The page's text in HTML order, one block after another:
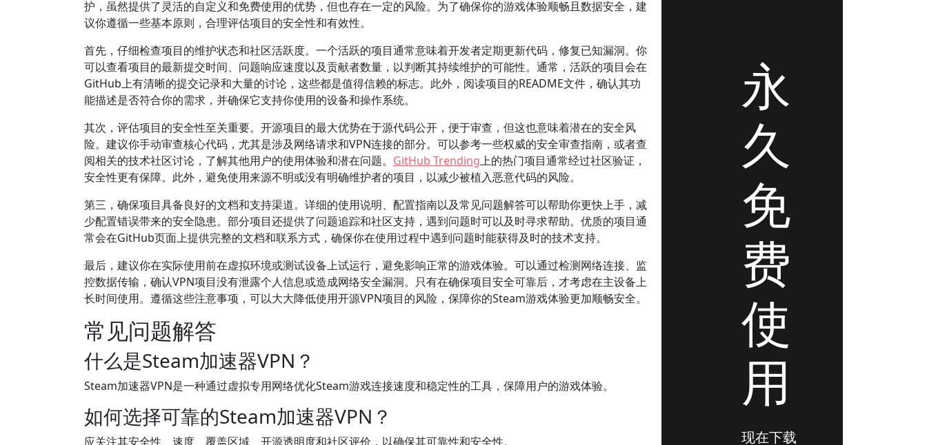
护，虽然提供了灵活的自定义和免费使用的优势，但也存在一定的风险。为了确保你的游戏体验顺畅且数据安全，建
议你遵循一些基本原则，合理评估项目的安全性和有效性。
首先，仔细检查项目的维护状态和社区活跃度。一个活跃的项目通常意味着开发者定期更新代码，修复已知漏洞。你
可以查看项目的最新提交时间、问题响应速度以及贡献者数量，以判断其持续维护的可能性。通常，活跃的项目会在
GitHub上有清晰的提交记录和大量的讨论，这些都是值得信赖的标志。此外，阅读项目的README文件，确认其功
能描述是否符合你的需求，并确保它支持你使用的设备和操作系统。
其次，评估项目的安全性至关重要。开源项目的最大优势在于源代码公开，便于审查，但这也意味着潜在的安全风
险。建议你手动审查核心代码，尤其是涉及网络请求和VPN连接的部分。可以参考一些权威的安全审查指南，或者查
阅相关的技术社区讨论，了解其他用户的使用体验和潜在问题。 GitHub Trending上的热门项目通常经过社区验证，
安全性更有保障。此外，避免使用来源不明或没有明确维护者的项目，以减少被植入恶意代码的风险。
第三，确保项目具备良好的文档和支持渠道。详细的使用说明、配置指南以及常见问题解答可以帮助你更快上手，减
少配置错误带来的安全隐患。部分项目还提供了问题追踪和社区支持，遇到问题时可以及时寻求帮助。优质的项目通
常会在GitHub页面上提供完整的文档和联系方式，确保你在使用过程中遇到问题时能获得及时的技术支持。
最后，建议你在实际使用前在虚拟环境或测试设备上试运行，避免影响正常的游戏体验。可以通过检测网络连接、监
控数据传输，确认VPN项目没有泄露个人信息或造成网络安全漏洞。只有在确保项目安全可靠后，才考虑在主设备上
长时间使用。遵循这些注意事项，可以大大降低使用开源VPN项目的风险，保障你的Steam游戏体验更加顺畅安全。
常见问题解答
什么是Steam加速器VPN？
Steam加速器VPN是一种通过虚拟专用网络优化Steam游戏连接速度和稳定性的工具，保障用户的游戏体验。
如何选择可靠的Steam加速器VPN？
应关注其安全性、速度、覆盖区域、开源透明度和社区评价，以确保其可靠性和安全性。
永
久
免
费
使
用
现在下载